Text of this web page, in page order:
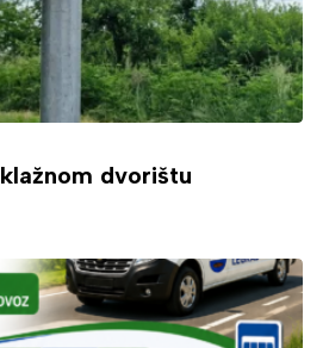
dvorištu